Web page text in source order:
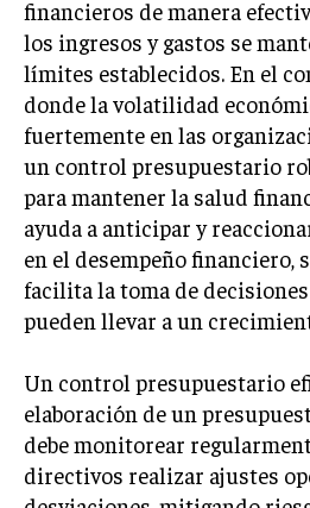
HABILIDADES DIRECTIVAS
EMPRENDIMIENTO
PLANIFICACIÓN
FINANZAS
FINANZAS Y
GESTIÓN DE RECURSOS
INVERSIONES Y
ECONOMÍA EMPRESARIAL
INTERNACIONAL
NEGOCIOS
financieros de manera
los ingresos y gastos se
límites establecidos. En el
donde la volatilidad
fuertemente en las
un control presupuestario
para mantener la salud
ayuda a anticipar y
en el desempeño financiero,
facilita la toma de
pueden llevar a un
Un control presupuestario
elaboración de un
debe monitorear
directivos realizar ajustes